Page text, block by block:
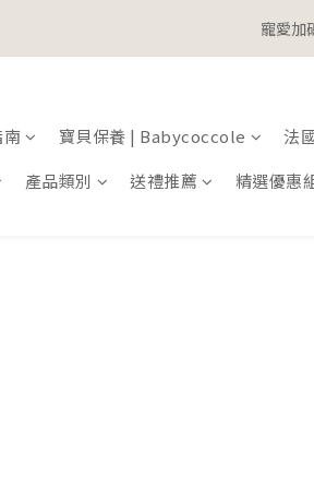
寵愛加
寵愛加
寵愛加
南 寶貝保養 | Babycoccole
法
產品類別 送禮推薦 精選優惠